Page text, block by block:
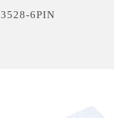
3528-6PIN